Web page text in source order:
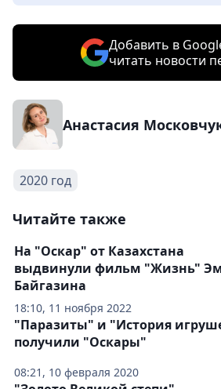
Добавить в
читать новости
Анастасия
2020 год
Читайте также
18:10, 11 ноября 2022
На "Оскар" от Казахстана
выдвинули фильм "Жизнь"
Байгазина
08:21, 10 февраля 2020
"Паразиты" и "История
получили "Оскары"